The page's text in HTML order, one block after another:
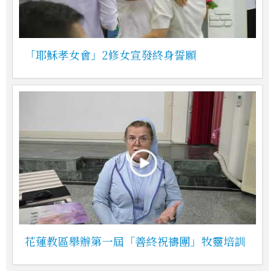
「耶穌孝女會」2修女宣發終身誓願
花蓮教區舉辦第一屆「善終祝禱團」牧靈培訓